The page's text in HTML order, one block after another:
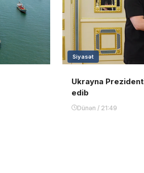
Siyasət
Ukrayna
edib
Dünən / 21:49